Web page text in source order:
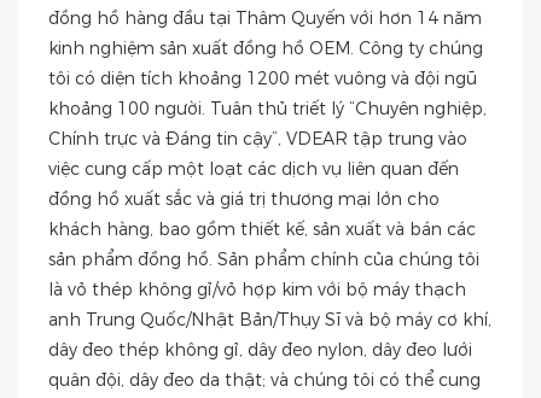
đồng hồ hàng đầu tại Thâm Quyến với hơn 14 năm
kinh nghiệm sản xuất đồng hồ OEM. Công ty chúng
tôi có diện tích khoảng 1200 mét vuông và đội ngũ
khoảng 100 người. Tuân thủ triết lý “Chuyên nghiệp,
Chính trực và Đáng tin cậy”, VDEAR tập trung vào
việc cung cấp một loạt các dịch vụ liên quan đến
đồng hồ xuất sắc và giá trị thương mại lớn cho
khách hàng, bao gồm thiết kế, sản xuất và bán các
sản phẩm đồng hồ. Sản phẩm chính của chúng tôi
là vỏ thép không gỉ/vỏ hợp kim với bộ máy thạch
anh Trung Quốc/Nhật Bản/Thụy Sĩ và bộ máy cơ khí,
dây đeo thép không gỉ, dây đeo nylon, dây đeo lưới
quân đội, dây đeo da thật; và chúng tôi có thể cung